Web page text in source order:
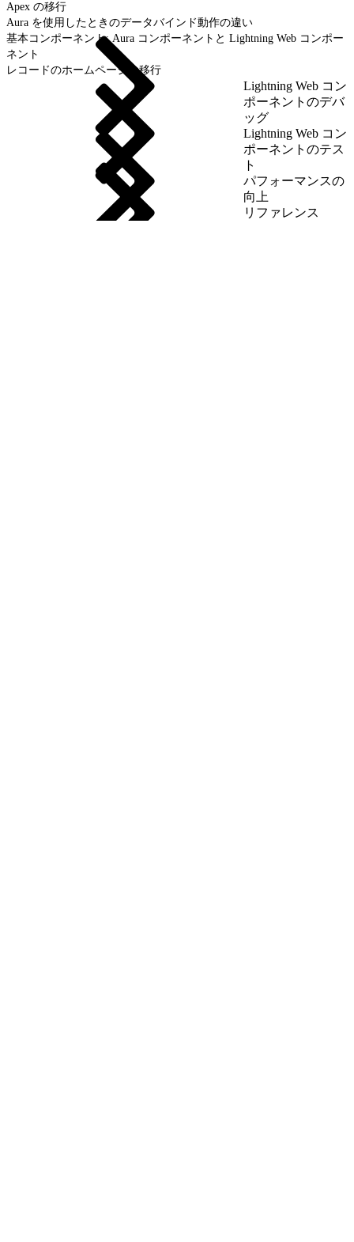
Apex の移行
Aura を使用したときのデータバインド動作の違い
基本コンポーネント: Aura コンポーネントと Lightning Web コンポー
ネント
レコードのホームページの移行
Lightning Web コン
ポーネントのデバ
ッグ
Lightning Web コン
ポーネントのテス
ト
パフォーマンスの
向上
リファレンス